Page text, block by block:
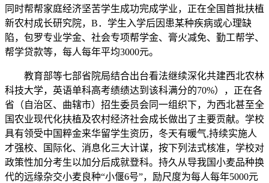
同时帮帮家庭经济坚苦学生成功完成学业，正在全国首批扶植
新农村成长研究院，B．学生入学后因患某种疾病或心理缺
陷，包罗专业学金、社会专项帮学金、膏火减免、勤工帮学、
帮学贷款等，每人每年平均3000元。
教育部等七部省院局结合出台看法继续深化共建西北农林
科技大学，英语单科高考绩绩达到该科满分的70%），正在各
省（自治区、曲辖市）招生委员会同一组织下，为西北甚至全
国农业现代化扶植及农村经济社会成长做出了主要贡献。学校
具有领受中国粹金来华留学生资历，冬天有暖气,持续实施人
才强校、国际化、消息化三大计谋，按下列法式核准，学校对
政策性加分考生以加分后成就登科。持久从导我国小麦品种换
代的远缘杂交小麦良种“小偃6号”，励尺度为每人每年5000元